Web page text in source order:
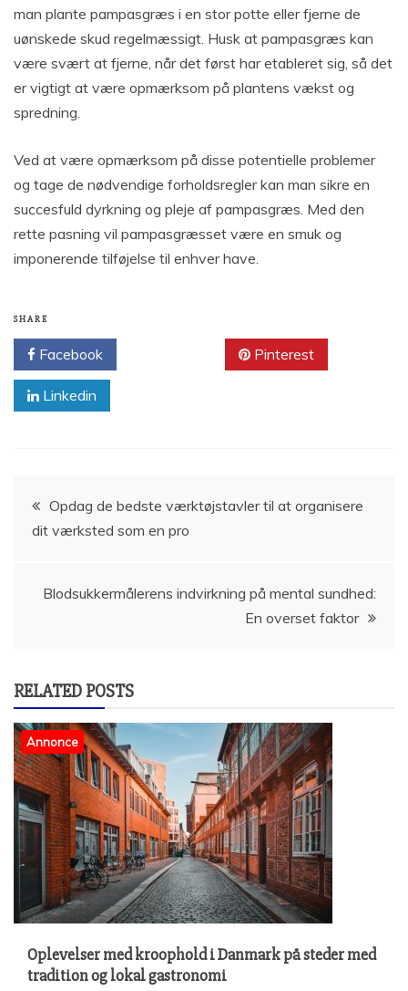
man plante pampasgræs i en stor potte eller fjerne de
uønskede skud regelmæssigt. Husk at pampasgræs kan
være svært at fjerne, når det først har etableret sig, så det
er vigtigt at være opmærksom på plantens vækst og
spredning.
Ved at være opmærksom på disse potentielle problemer
og tage de nødvendige forholdsregler kan man sikre en
succesfuld dyrkning og pleje af pampasgræs. Med den
rette pasning vil pampasgræsset være en smuk og
imponerende tilføjelse til enhver have.
SHARE
Facebook Pinterest
Linkedin
Indlægsnavigation
Opdag de bedste værktøjstavler til at organisere
dit værksted som en pro
Blodsukkermålerens indvirkning på mental sundhed:
En overset faktor
RELATED POSTS
Annonce
Oplevelser med kroophold i Danmark på steder med
tradition og lokal gastronomi